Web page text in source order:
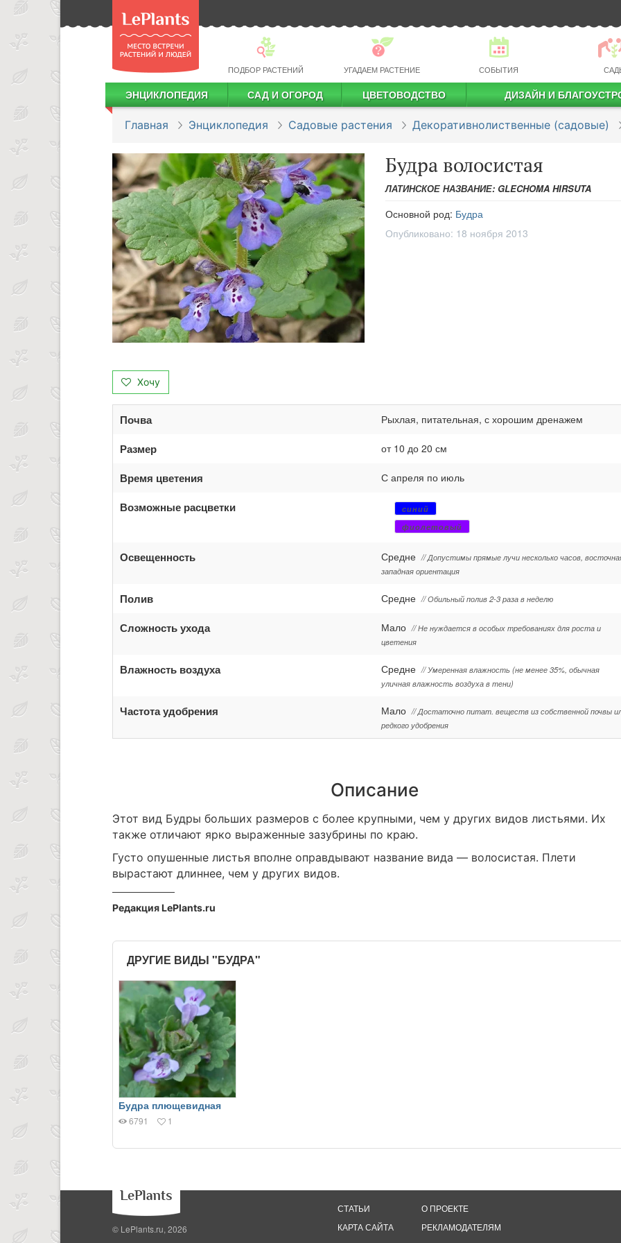
ПОДБОР РАСТЕНИЙ УГАДАЕМ РАСТЕНИЕ СОБЫТИЯ
ЭНЦИКЛОПЕДИЯ САД И ОГОРОД ЦВЕТОВОДСТВО ДИЗАЙН И
Главная Энциклопедия Садовые растения Декоративнолиственные (садовые)
Будра волосистая
ЛАТИНСКОЕ НАЗВАНИЕ: GLECHOMA HIRSUTA
Основной род: Будра
Опубликовано: 18 ноября 2013
Хочу
Почва Рыхлая, питательная, с хорошим дренажем
Размер от 10 до 20 см
Время цветения С апреля по июль
Возможные расцветки
синий
фиолетовый
Освещенность Средне // Допустимы прямые лучи несколько часов,
западная ориентация
Полив Средне // Обильный полив 2-3 раза в неделю
Сложность ухода Мало // Не нуждается в особых требованиях для роста и
цветения
Влажность воздуха Средне // Умеренная влажность (не менее 35%, обычная
уличная влажность воздуха в тени)
Частота удобрения Мало // Достаточно питат. веществ из собственной почвы
редкого удобрения
Описание
Этот вид Будры больших размеров с более крупными, чем у других видов листьями. Их
также отличают ярко выраженные зазубрины по краю.
Густо опушенные листья вполне оправдывают название вида — волосистая. Плети
вырастают длиннее, чем у других видов.
Редакция LePlants.ru
ДРУГИЕ ВИДЫ "БУДРА"
Будра плющевидная
6791 1
© LePlants.ru, 2026
СТАТЬИ
КАРТА САЙТА
О ПРОЕКТЕ
РЕКЛАМОДАТЕЛЯМ